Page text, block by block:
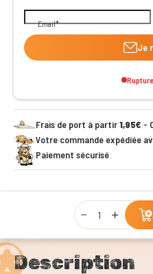
Email
Je
Frais de port à partir1,95€ -
Votre commande expédiée
Paiement sécurisé
Qty
Description